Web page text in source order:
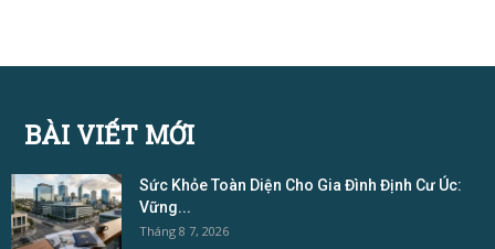
BÀI VIẾT MỚI
Sức Khỏe Toàn Diện Cho Gia Đình Định Cư Úc:
Vững...
Tháng 8 7, 2026